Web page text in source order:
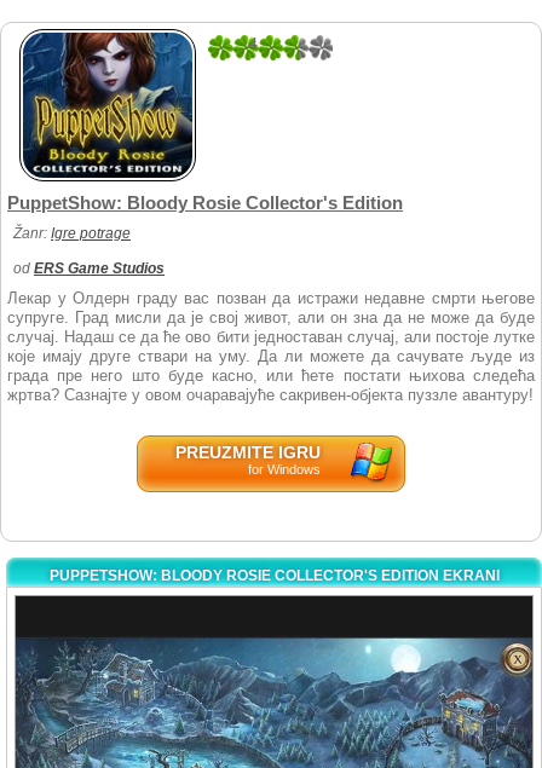
4
PuppetShow: Bloody Rosie Collector's Edition
Žanr: Igre potrage
od ERS Game Studios
Лекар у Олдерн граду вас позван да истражи недавне смрти његове
супруге. Град мисли да је свој живот, али он зна да не може да буде
случај. Надаш се да ће ово бити једноставан случај, али постоје лутке
које имају друге ствари на уму. Да ли можете да сачувате људе из
града пре него што буде касно, или ћете постати њихова следећа
жртва? Сазнајте у овом очаравајуће сакривен-објекта пуззле авантуру!
PREUZMITE IGRU
for Windows
PUPPETSHOW: BLOODY ROSIE COLLECTOR'S EDITION EKRANI